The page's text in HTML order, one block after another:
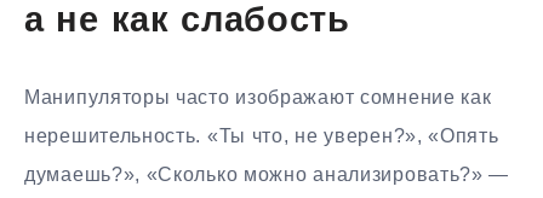
а не как слабость
Манипуляторы часто изображают сомнение как
нерешительность. «Ты что, не уверен?», «Опять
думаешь?», «Сколько можно анализировать?» —